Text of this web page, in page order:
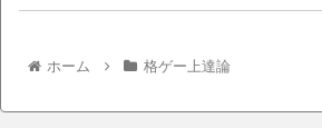
ホーム 格ゲー上達論